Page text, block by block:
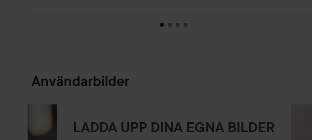
Användarbilder
LADDA UPP DINA EGNA BILDER